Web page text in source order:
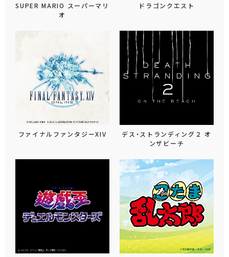
SUPER MARIO スーパーマリ
オ
ドラゴンクエスト
ファイナルファンタジーXIV
デス・ストランディング２ オ
ンザビーチ